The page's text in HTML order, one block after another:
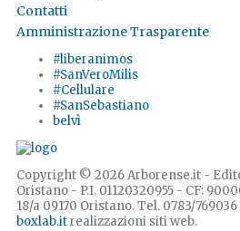
Contatti
Amministrazione Trasparente
#liberanimos
#SanVeroMilis
#Cellulare
#SanSebastiano
belvì
Copyright © 2026 Arborense.it -
Oristano - P.I. 01120320955 - CF:
18/a 09170 Oristano. Tel. 0783/
boxlab.itrealizzazioni siti web.